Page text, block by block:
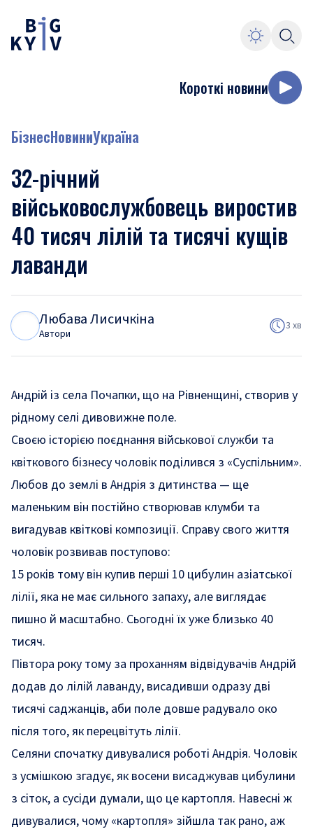
Короткі новини
БізнесНовиниУкраїна
32-річний
військовослужбовець виростив
40 тисяч лілій та тисячі кущів
лаванди
Любава Лисичкіна
Автори
3 хв
Андрій із села Почапки, що на Рівненщині, створив у
рідному селі дивовижне поле.
Своєю історією поєднання військової служби та
квіткового бізнесу чоловік поділився з «Суспільним».
Любов до землі в Андрія з дитинства — ще
маленьким він постійно створював клумби та
вигадував квіткові композиції. Справу свого життя
чоловік розвивав поступово:
15 років тому він купив перші 10 цибулин азіатської
лілії, яка не має сильного запаху, але виглядає
пишно й масштабно. Сьогодні їх уже близько 40
тисяч.
Півтора року тому за проханням відвідувачів Андрій
додав до лілій лаванду, висадивши одразу дві
тисячі саджанців, аби поле довше радувало око
після того, як перецвітуть лілії.
Селяни спочатку дивувалися роботі Андрія. Чоловік
з усмішкою згадує, як восени висаджував цибулини
з сіток, а сусіди думали, що це картопля. Навесні ж
дивувалися, чому «картопля» зійшла так рано, аж